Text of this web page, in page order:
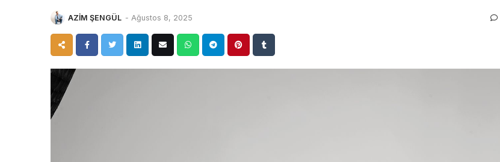
AZİM ŞENGÜL - Ağustos 8, 2025